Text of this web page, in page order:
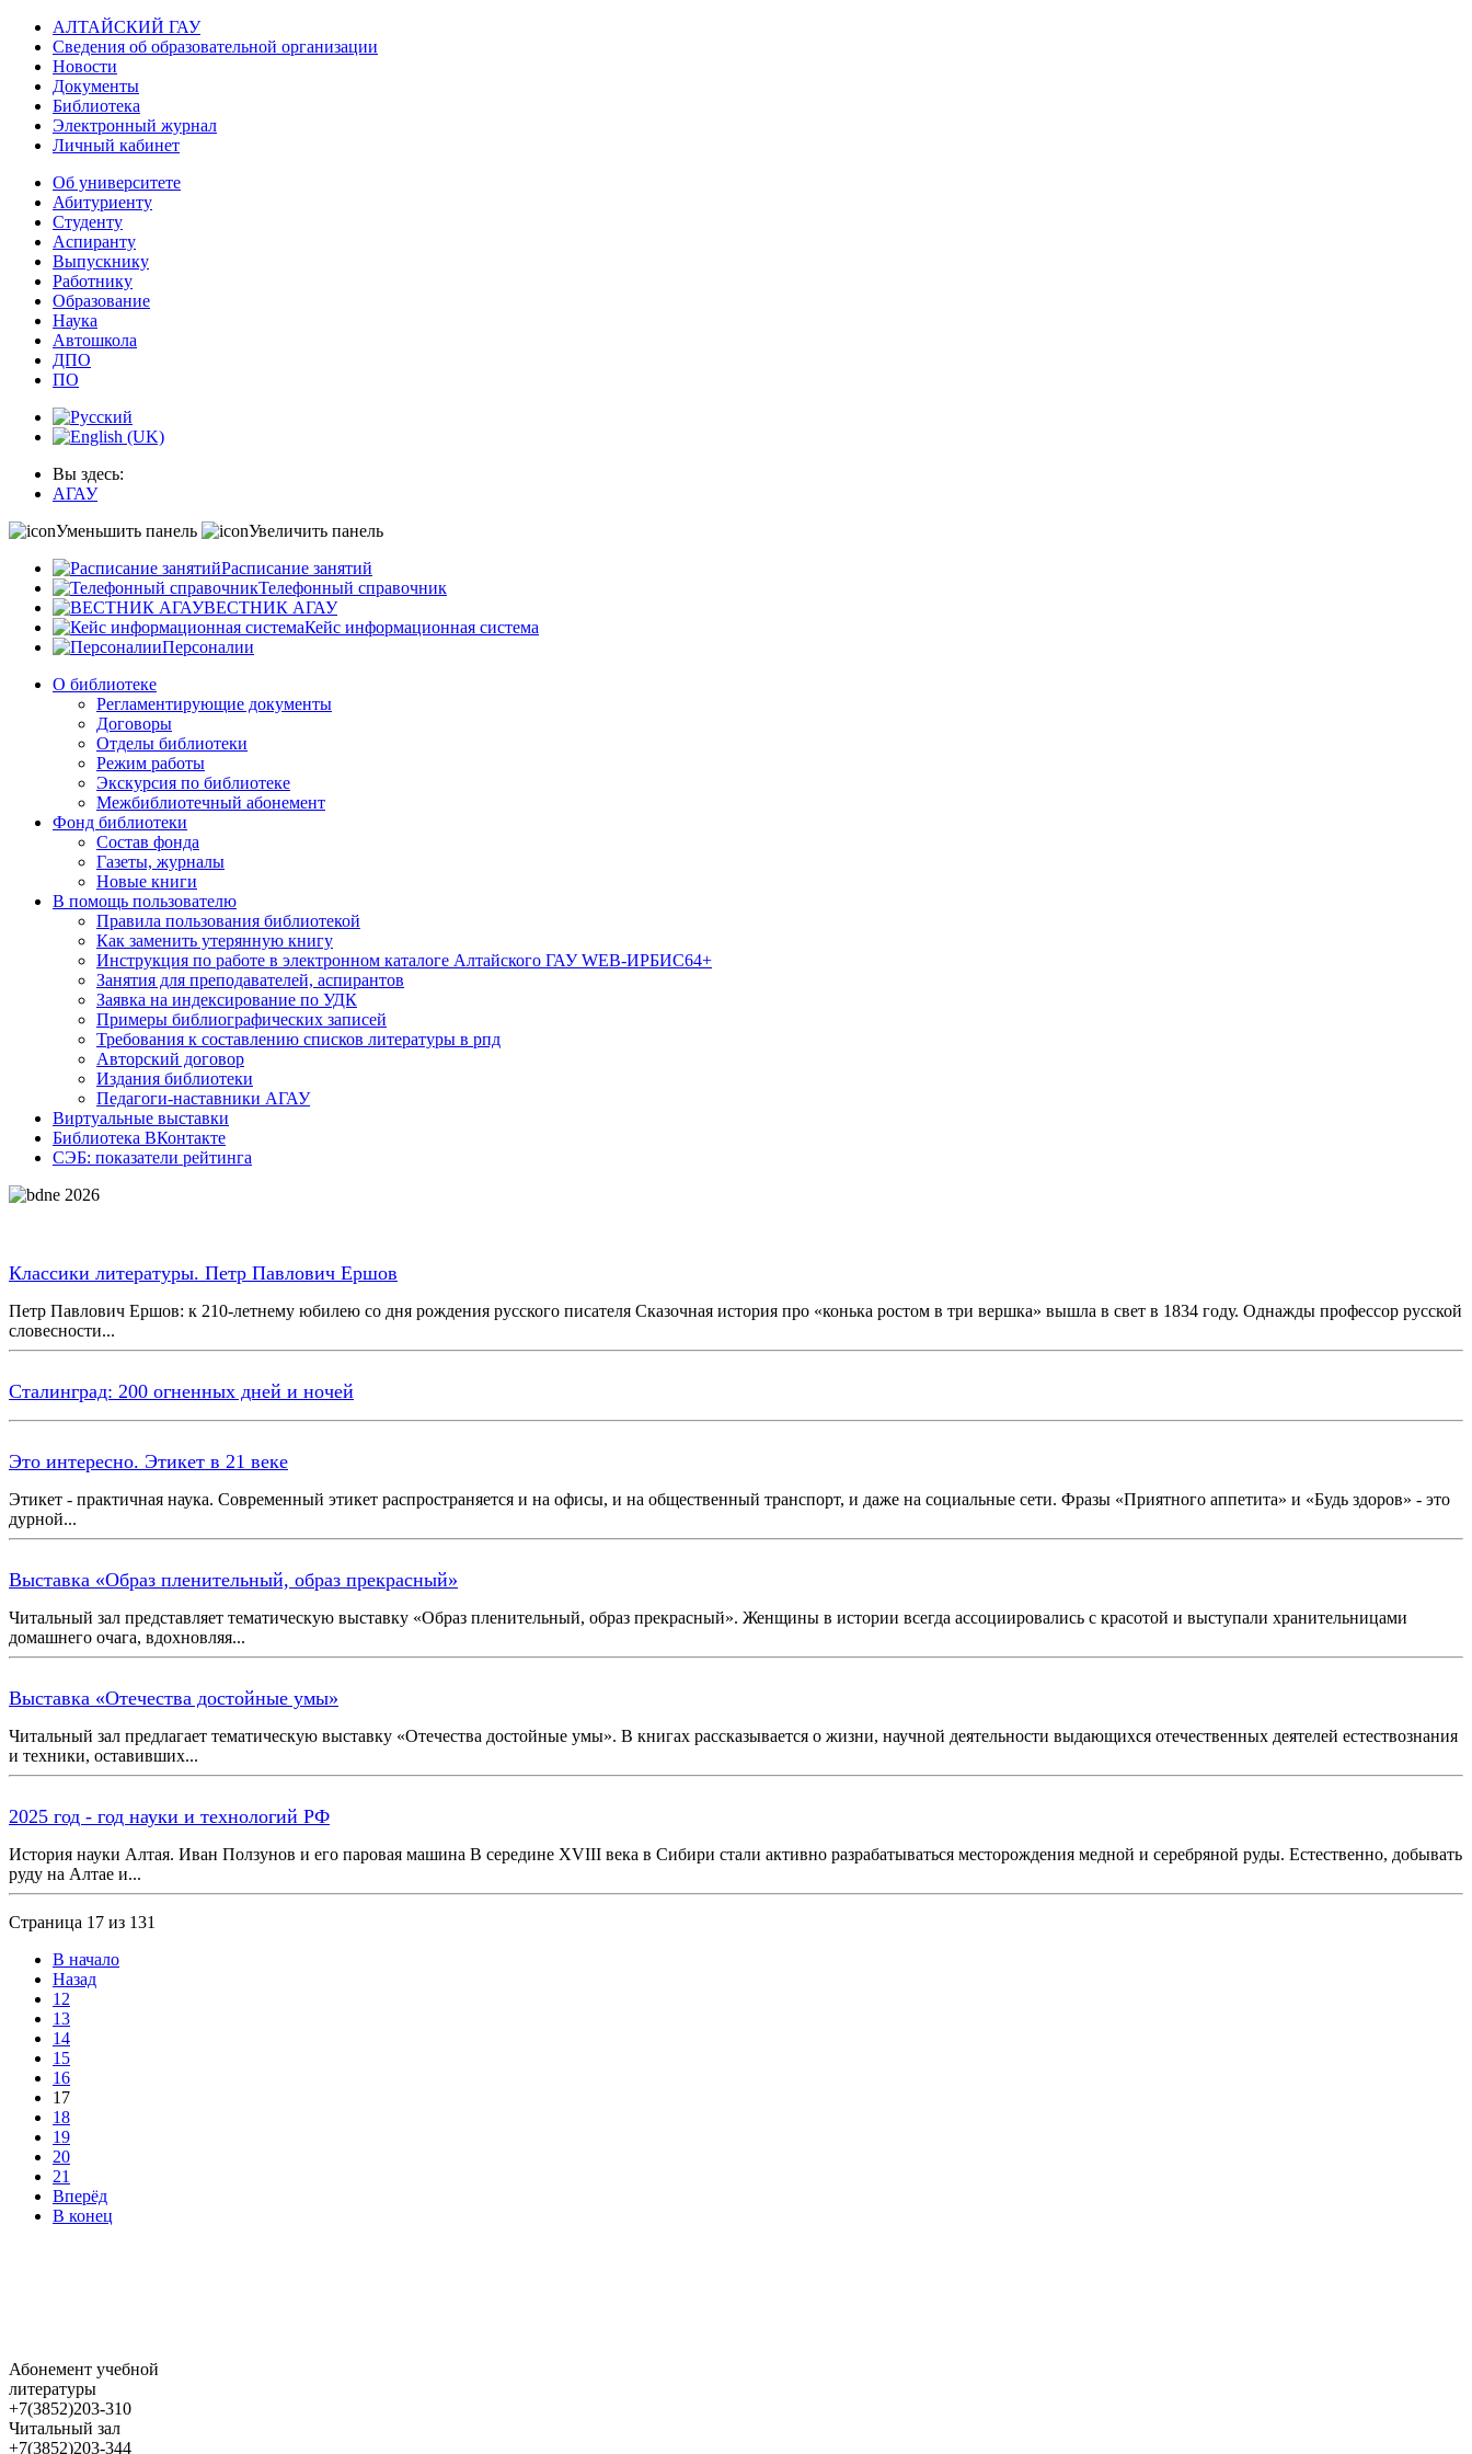
АЛТАЙСКИЙ ГАУ
Сведения об образовательной организации
Новости
Документы
Библиотека
Электронный журнал
Личный кабинет
Об университете
Абитуриенту
Студенту
Аспиранту
Выпускнику
Работнику
Образование
Наука
Автошкола
ДПО
ПО
Вы здесь:
АГАУ
Уменьшить панель
Увеличить панель
Расписание занятий
Телефонный справочник
ВЕСТНИК АГАУ
Кейс информационная система
Персоналии
О библиотеке
Регламентирующие документы
Договоры
Отделы библиотеки
Режим работы
Экскурсия по библиотеке
Межбиблиотечный абонемент
Фонд библиотеки
Состав фонда
Газеты, журналы
Новые книги
В помощь пользователю
Правила пользования библиотекой
Как заменить утерянную книгу
Инструкция по работе в электронном каталоге Алтайского ГАУ WEB-ИРБИС64+
Занятия для преподавателей, аспирантов
Заявка на индексирование по УДК
Примеры библиографических записей
Требования к составлению списков литературы в рпд
Авторский договор
Издания библиотеки
Педагоги-наставники АГАУ
Виртуальные выставки
Библиотека ВКонтакте
СЭБ: показатели рейтинга
Классики литературы. Петр Павлович Ершов
Петр Павлович Ершов: к 210-летнему юбилею со дня рождения русского писателя Сказочная история про «конька ростом в три вершка» вышла в свет в 1834 году. Однажды профессор русской
словесности...
Сталинград: 200 огненных дней и ночей
Это интересно. Этикет в 21 веке
Этикет - практичная наука. Современный этикет распространяется и на офисы, и на общественный транспорт, и даже на социальные сети. Фразы «Приятного аппетита» и «Будь здоров» - это
дурной...
Выставка «Образ пленительный, образ прекрасный»
Читальный зал представляет тематическую выставку «Образ пленительный, образ прекрасный». Женщины в истории всегда ассоциировались с красотой и выступали хранительницами
домашнего очага, вдохновляя...
Выставка «Отечества достойные умы»
Читальный зал предлагает тематическую выставку «Отечества достойные умы». В книгах рассказывается о жизни, научной деятельности выдающихся отечественных деятелей естествознания
и техники, оставивших...
2025 год - год науки и технологий РФ
История науки Алтая. Иван Ползунов и его паровая машина В середине XVIII века в Сибири стали активно разрабатываться месторождения медной и серебряной руды. Естественно, добывать
руду на Алтае и...
Страница 17 из 131
В начало
Назад
12
13
14
15
16
17
18
19
20
21
Вперёд
В конец
Абонемент учебной
литературы
+7(3852)203-310
Читальный зал
+7(3852)203-344